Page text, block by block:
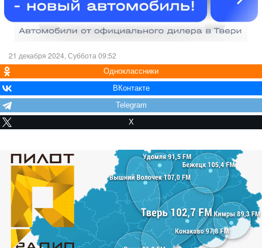
21 декабря 2024, Суббота 09:52
Одноклассники
ВКонтакте
Telegram
X